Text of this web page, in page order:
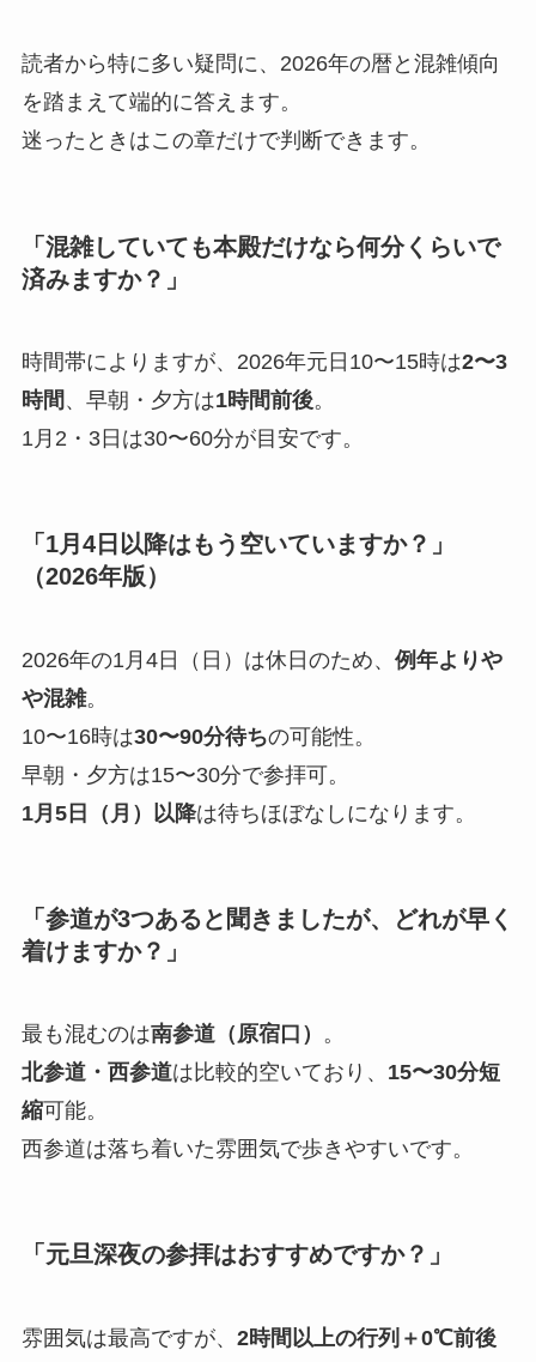
読者から特に多い疑問に、2026年の暦と混雑傾向
を踏まえて端的に答えます。
迷ったときはこの章だけで判断できます。
「混雑していても本殿だけなら何分くらいで
済みますか？」
時間帯によりますが、2026年元日10〜15時は2〜3
時間 、早朝・夕方は1時間前後。
1月2・3日は30〜60分が目安です。
「1月4日以降はもう空いていますか？」
（2026年版）
2026年の1月4日（日）は休日のため、 例年よりや
や混雑。
10〜16時は30〜90分待ちの可能性。
早朝・夕方は15〜30分で参拝可。
1月5日（月）以降は待ちほぼなしになります。
「参道が3つあると聞きましたが、どれが早く
着けますか？」
最も混むのは南参道（原宿口） 。
北参道・西参道は比較的空いており、 15〜30分短
縮可能。
西参道は落ち着いた雰囲気で歩きやすいです。
「元旦深夜の参拝はおすすめですか？」
雰囲気は最高ですが、 2時間以上の行列＋0℃前後